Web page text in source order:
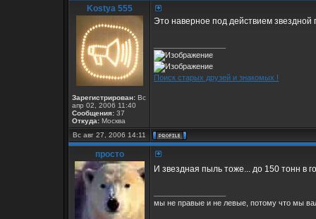
Kostya 555
Зарегистрирован: Вс
апр 02, 2006 11:40
Сообщения: 37
Откуда: Москва
Это наверное под действием
Поиск старых друзей и знакомых !
Вс авг 27, 2006 14:11
просто
И звездная пыль тоже... до 150 тонн в
мы не правые и не левые, потому что мы